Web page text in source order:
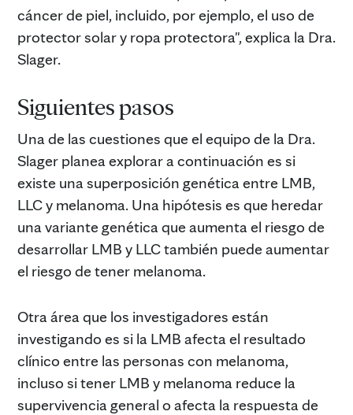
cáncer de piel, incluido, por ejemplo, el uso de
protector solar y ropa protectora", explica la Dra.
Slager.
Siguientes pasos
Una de las cuestiones que el equipo de la Dra.
Slager planea explorar a continuación es si
existe una superposición genética entre LMB,
LLC y melanoma. Una hipótesis es que heredar
una variante genética que aumenta el riesgo de
desarrollar LMB y LLC también puede aumentar
el riesgo de tener melanoma.
Otra área que los investigadores están
investigando es si la LMB afecta el resultado
clínico entre las personas con melanoma,
incluso si tener LMB y melanoma reduce la
supervivencia general o afecta la respuesta de